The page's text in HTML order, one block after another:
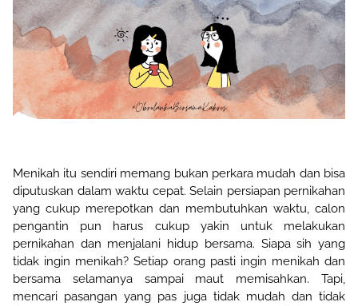
Menikah itu sendiri memang bukan perkara mudah dan bisa
diputuskan dalam waktu cepat. Selain persiapan pernikahan
yang cukup merepotkan dan membutuhkan waktu, calon
pengantin pun harus cukup yakin untuk melakukan
pernikahan dan menjalani hidup bersama. Siapa sih yang
tidak ingin menikah? Setiap orang pasti ingin menikah dan
bersama selamanya sampai maut memisahkan. Tapi,
mencari pasangan yang pas juga tidak mudah dan tidak